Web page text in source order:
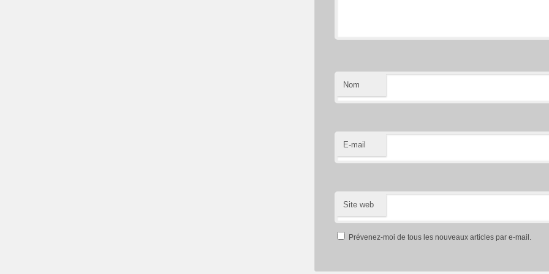
Nom
E-mail
Site web
Prévenez-moi de tous les nouveaux articles par e-mail.